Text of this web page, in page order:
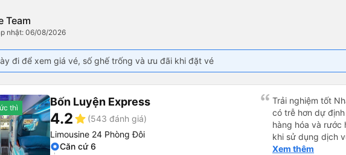
Team
nhật: 06/08/2026
đi để xem giá vé, số ghế trống và ưu đãi khi đặt vé
thì Bốn Luyện Express
4.2star (543 đánh giá)
Limousine 24 Phòng Đôi
Căn cứ 6
Trải nghiệm tốt
có trễ hơn dự
hàng hóa và rước
khi sử dụng dịch
thiệu cho người
Xem thêm